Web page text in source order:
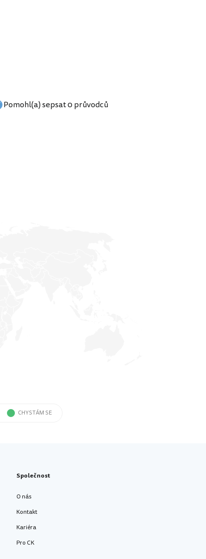
Pomohl(a) sepsat 0 průvodců
CHYSTÁM SE
Společnost
O nás
Kontakt
Kariéra
Pro CK